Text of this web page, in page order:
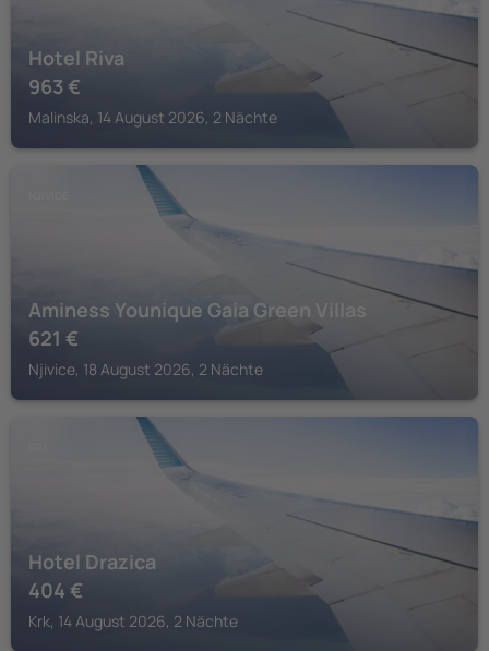
Hotel Riva
963 €
Malinska, 14 August 2026, 2 Nächte
Aminess Younique Gaia Green Villas
621 €
Njivice, 18 August 2026, 2 Nächte
Hotel Drazica
404 €
Krk, 14 August 2026, 2 Nächte